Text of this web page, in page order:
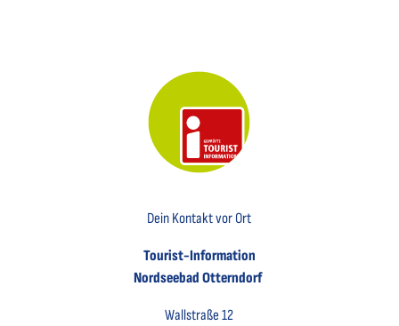
Dein Kontakt vor Ort
Tourist-Information
Nordseebad Otterndorf
Wallstraße 12